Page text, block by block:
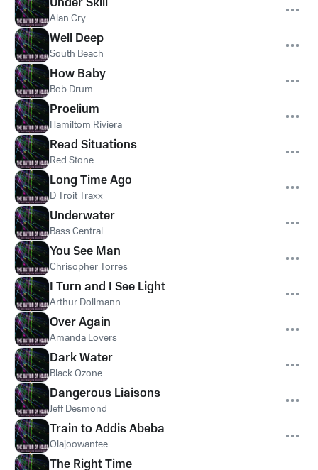
Alan Cry
Well Deep
South Beach
How Baby
Bob Drum
Proelium
Hamiltom Riviera
Read Situations
Red Stone
Long Time Ago
D Troit Traxx
Underwater
Bass Central
You See Man
Chrisopher Torres
I Turn and I See Light
Arthur Dollmann
Over Again
Amanda Lovers
Dark Water
Black Ozone
Dangerous Liaisons
Jeff Desmond
Train to Addis Abeba
Olajoowantee
The Right Time